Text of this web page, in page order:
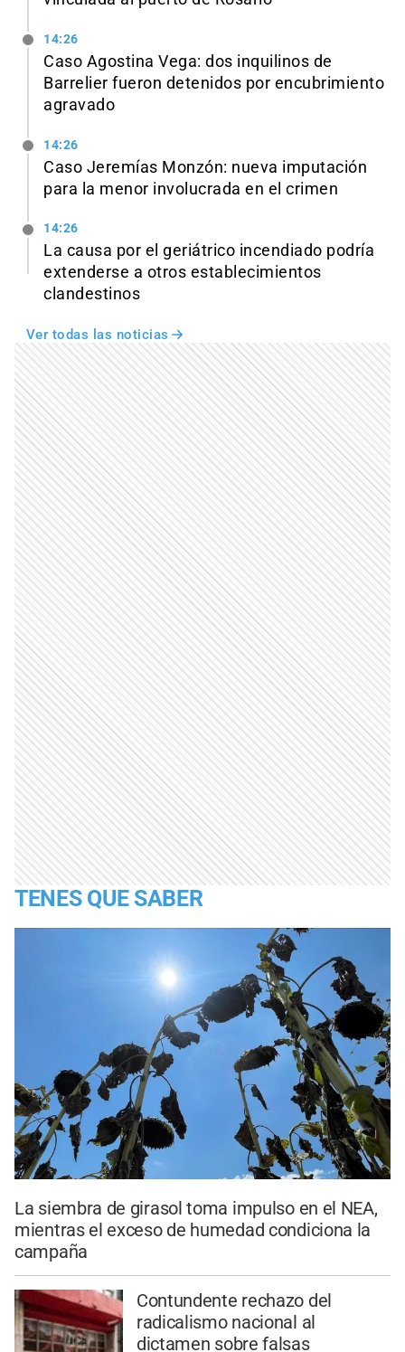
14:26
Caso Agostina Vega: dos inquilinos de
Barrelier fueron detenidos por encubrimiento
agravado
14:26
Caso Jeremías Monzón: nueva imputación
para la menor involucrada en el crimen
14:26
La causa por el geriátrico incendiado podría
extenderse a otros establecimientos
clandestinos
Ver todas las noticias
TENES QUE SABER
La siembra de girasol toma impulso en el NEA,
mientras el exceso de humedad condiciona la
campaña
Contundente rechazo del
radicalismo nacional al
dictamen sobre falsas